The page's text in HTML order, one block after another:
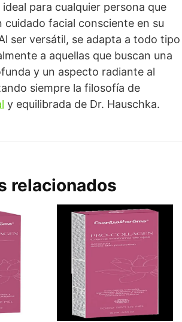
para cualquier persona que
cuidado facial consciente en su
ser versátil, se adapta a todo tipo
a aquellas que buscan una
y un aspecto radiante al
siempre la filosofía de
y equilibrada de Dr. Hauschka.
relacionados